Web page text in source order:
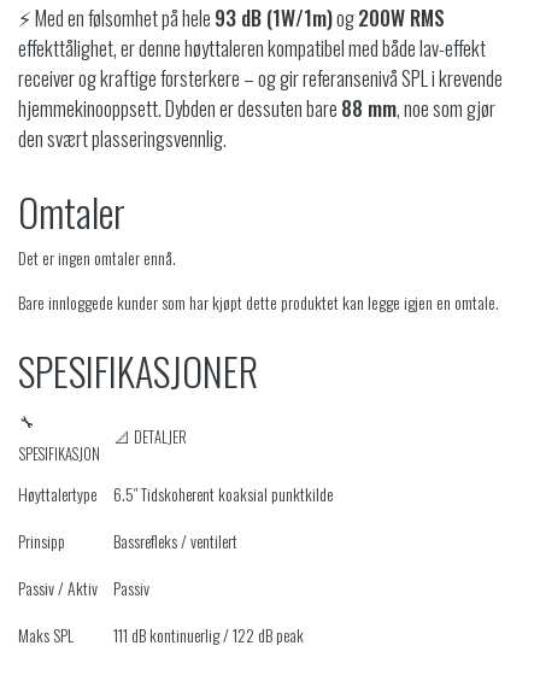
⚡ Med en følsomhet på hele 93 dB (1W/1m)og200W RMS
effekttålighet, er denne høyttaleren kompatibel med både lav-effekt
receiver og kraftige forsterkere – og gir referansenivå SPL i krevende
hjemmekinooppsett. Dybden er dessuten bare 88 mm, noe som gjør
den svært plasseringsvennlig.
Omtaler
Det er ingen omtaler ennå.
Bare innloggede kunder som har kjøpt dette produktet kan legge igjen en omtale.
SPESIFIKASJONER
🔧
SPESIFIKASJON
📐 DETALJER
Høyttalertype
6.5″ Tidskoherent koaksial punktkilde
Prinsipp
Bassrefleks / ventilert
Passiv / Aktiv
Passiv
Maks SPL
111 dB kontinuerlig / 122 dB peak